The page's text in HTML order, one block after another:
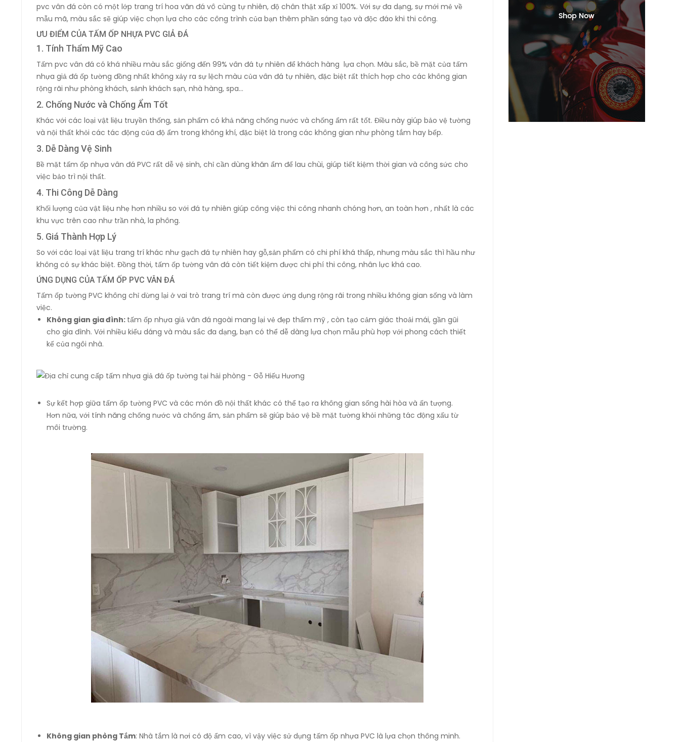
pvc vân đá còn có một lớp trang trí hoa văn đá vô cùng tự nhiên, độ chân thật xấp xỉ 100%. Với sự đa dạng, sự mới mẻ về
mẫu mã, màu sắc sẽ giúp việc chọn lựa cho các công trình của bạn thêm phần sáng tạo và độc đáo khi thi công.
ƯU ĐIỂM CỦA TẤM ỐP NHỰA PVC GIẢ ĐÁ
1. Tính Thẩm Mỹ Cao
Tấm pvc vân đá có khá nhiều màu sắc giống đến 99% vân đá tự nhiên để khách hàng lựa chọn. Màu sắc, bề mặt của tấm
nhựa giả đá ốp tường đồng nhất không xảy ra sự lệch màu của vân đá tự nhiên, đặc biệt rất thích hợp cho các không gian
rộng rãi như phòng khách, sảnh khách sạn, nhà hàng, spa…
2. Chống Nước và Chống Ẩm Tốt
Khác với các loại vật liệu truyền thống, sản phẩm có khả năng chống nước và chống ẩm rất tốt. Điều này giúp bảo vệ tường
và nội thất khỏi các tác động của độ ẩm trong không khí, đặc biệt là trong các không gian như phòng tắm hay bếp.
3. Dễ Dàng Vệ Sinh
Bề mặt tấm ốp nhựa vân đá PVC rất dễ vệ sinh, chỉ cần dùng khăn ẩm để lau chùi, giúp tiết kiệm thời gian và công sức cho
việc bảo trì nội thất.
4. Thi Công Dễ Dàng
Khối lượng của vật liệu nhẹ hơn nhiều so với đá tự nhiên giúp công việc thi công nhanh chóng hơn, an toàn hơn , nhất là các
khu vực trên cao như trần nhà, la phông.
5. Giá Thành Hợp Lý
So với các loại vật liệu trang trí khác như gạch đá tự nhiên hay gỗ,sản phẩm có chi phí khá thấp, nhưng màu sắc thì hầu như
không có sự khác biệt. Đồng thời, tấm ốp tường vân đá còn tiết kiệm được chi phí thi công, nhân lực khá cao.
ỨNG DỤNG CỦA TẤM ỐP PVC VÂN ĐÁ
Tấm ốp tường PVC không chỉ dừng lại ở vai trò trang trí mà còn được ứng dụng rộng rãi trong nhiều không gian sống và làm
việc.
Không gian gia đình: tấm ốp nhựa giả vân đá ngoài mang lại vẻ đẹp thẩm mỹ , còn tạo cảm giác thoải mái, gần gũi
cho gia đình. Với nhiều kiểu dáng và màu sắc đa dạng, bạn có thể dễ dàng lựa chọn mẫu phù hợp với phong cách thiết
kế của ngôi nhà.
Sự kết hợp giữa tấm ốp tường PVC và các món đồ nội thất khác có thể tạo ra không gian sống hài hòa và ấn tượng.
Hơn nữa, với tính năng chống nước và chống ẩm, sản phẩm sẽ giúp bảo vệ bề mặt tường khỏi những tác động xấu từ
môi trường.
Không gian phòng Tắm: Nhà tắm là nơi có độ ẩm cao, vì vậy việc sử dụng tấm ốp nhựa PVC là lựa chọn thông minh.